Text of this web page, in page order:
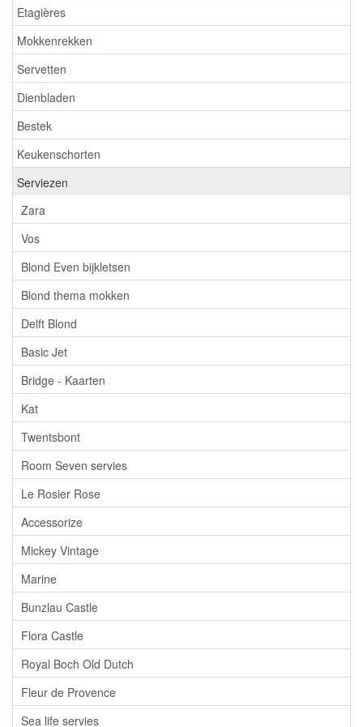
Etagières
Mokkenrekken
Servetten
Dienbladen
Bestek
Keukenschorten
Serviezen
Zara
Vos
Blond Even bijkletsen
Blond thema mokken
Delft Blond
Basic Jet
Bridge - Kaarten
Kat
Twentsbont
Room Seven servies
Le Rosier Rose
Accessorize
Mickey Vintage
Marine
Bunzlau Castle
Flora Castle
Royal Boch Old Dutch
Fleur de Provence
Sea life servies